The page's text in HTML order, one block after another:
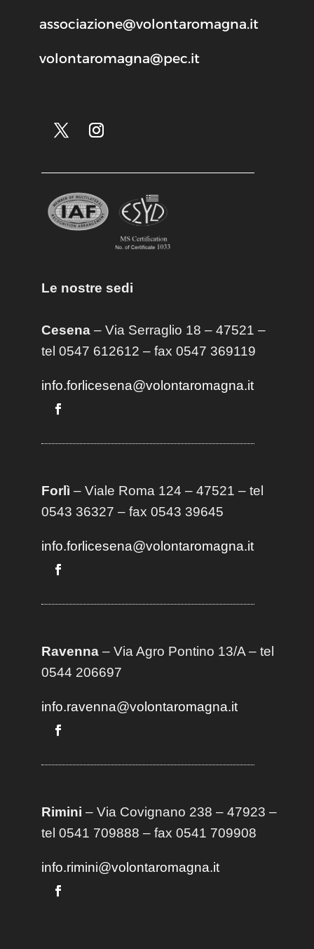
associazione@volontaromagna.it
volontaromagna@pec.it
Le nostre sedi
Cesena– Via Serraglio 18 – 47521 –
tel 0547 612612 – fax 0547 369119
info.forlicesena@volontaromagna.it
Forlì – Viale Roma 124 – 47521 – tel
0543 36327 – fax 0543 39645
info.forlicesena@volontaromagna.it
Ravenna– Via Agro Pontino 13/A– tel
0544 206697
info.ravenna@volontaromagna.it
Rimini – Via Covignano 238 – 47923 –
tel 0541 709888 – fax 0541 709908
info.rimini@volontaromagna.it